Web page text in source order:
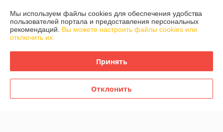
О нас
Контакты
Мы используем файлы cookies для обеспечения удобства
пользователей портала и предоставления персональных
рекомендаций. Вы можете настроить файлы cookies или
отключить их.
Принять
Отклонить